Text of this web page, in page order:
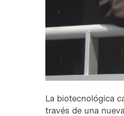
La biotecnológica
través de una